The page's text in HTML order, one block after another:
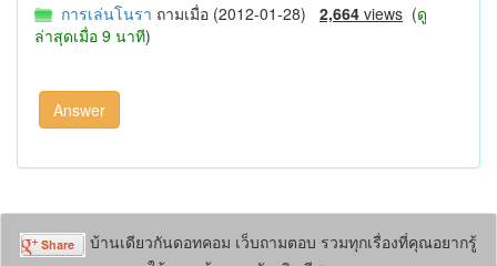
การเล่นโนรา ถามเมื่อ (2012-01-28) 2,664 views (ดู
ล่าสุดเมื่อ 9 นาที)
บ้านเดียวกันดอทคอม เว็บถามตอบ รวมทุกเรื่องที่คุณอยากรู้